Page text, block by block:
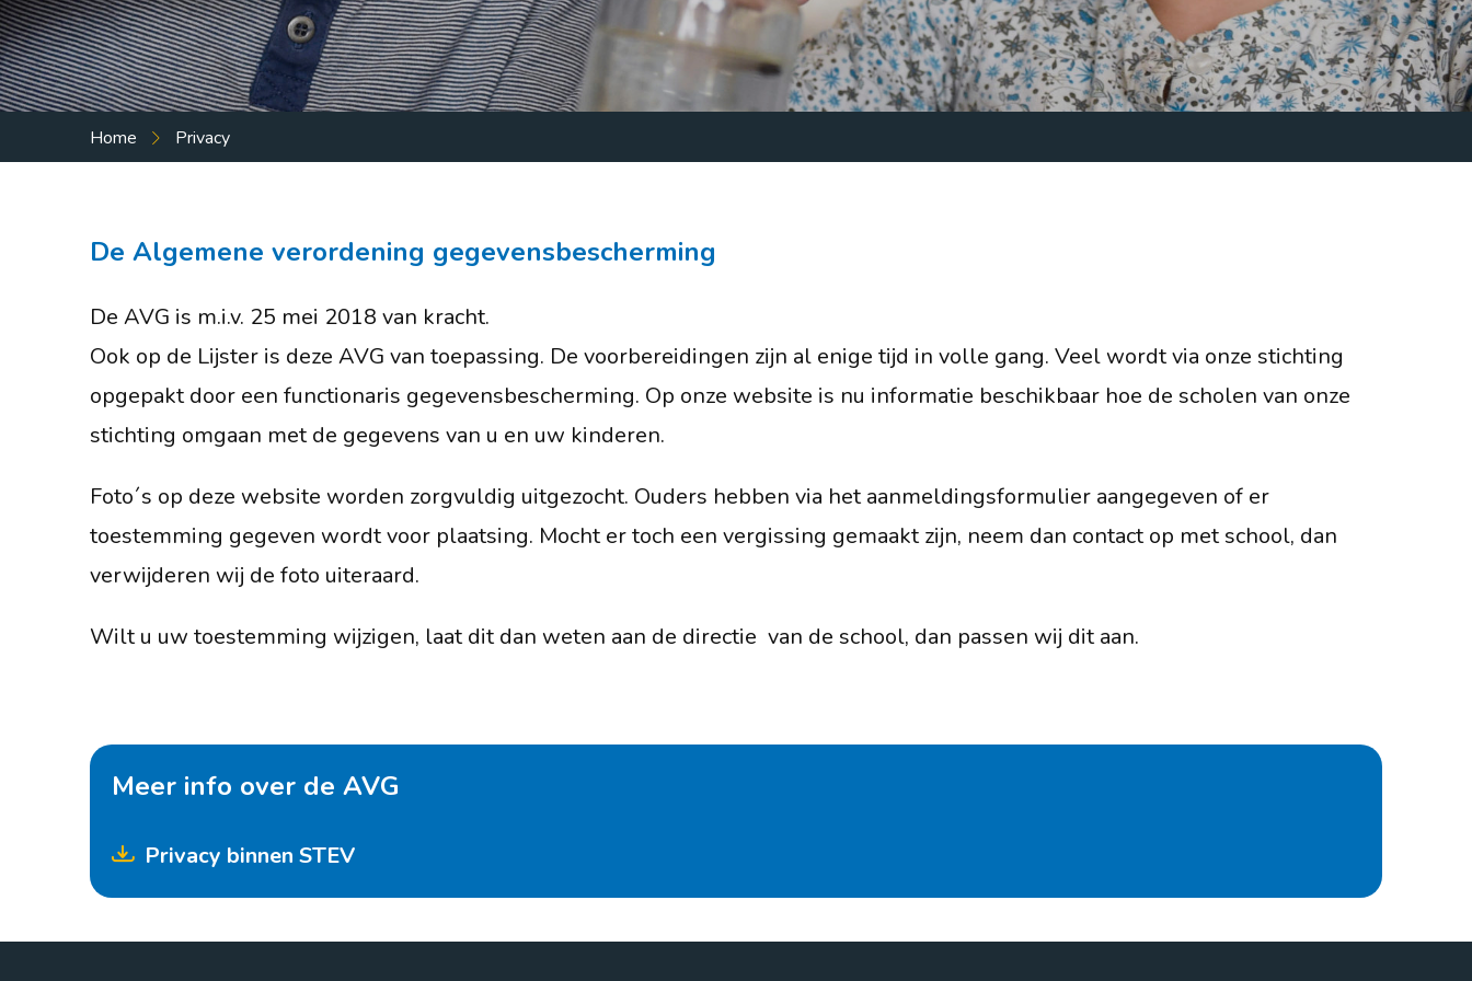
Praktische info
Ouders
Leerlingen
Contact
Lijsterhof 6
3772 AA Barneveld
0342 - 423 968
Home Privacy
De Algemene verordening gegevensbescherming
De AVG is m.i.v. 25 mei 2018 van kracht.
Ook op de Lijster is deze AVG van toepassing. De voorbereidingen zijn al enige tijd in volle gang. Veel wordt via onze stichting
opgepakt door een functionaris gegevensbescherming. Op onze website is nu informatie beschikbaar hoe de scholen van onze
stichting omgaan met de gegevens van u en uw kinderen.
Foto´s op deze website worden zorgvuldig uitgezocht. Ouders hebben via het aanmeldingsformulier aangegeven of er
toestemming gegeven wordt voor plaatsing. Mocht er toch een vergissing gemaakt zijn, neem dan contact op met school, dan
verwijderen wij de foto uiteraard.
Wilt u uw toestemming wijzigen, laat dit dan weten aan de directie van de school, dan passen wij dit aan.
Meer info over de AVG
Privacy binnen STEV